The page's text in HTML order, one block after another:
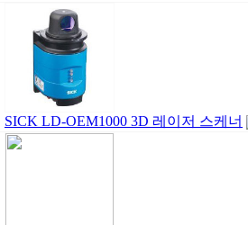
SICK LD-OEM1000 3D 레이저 스케너